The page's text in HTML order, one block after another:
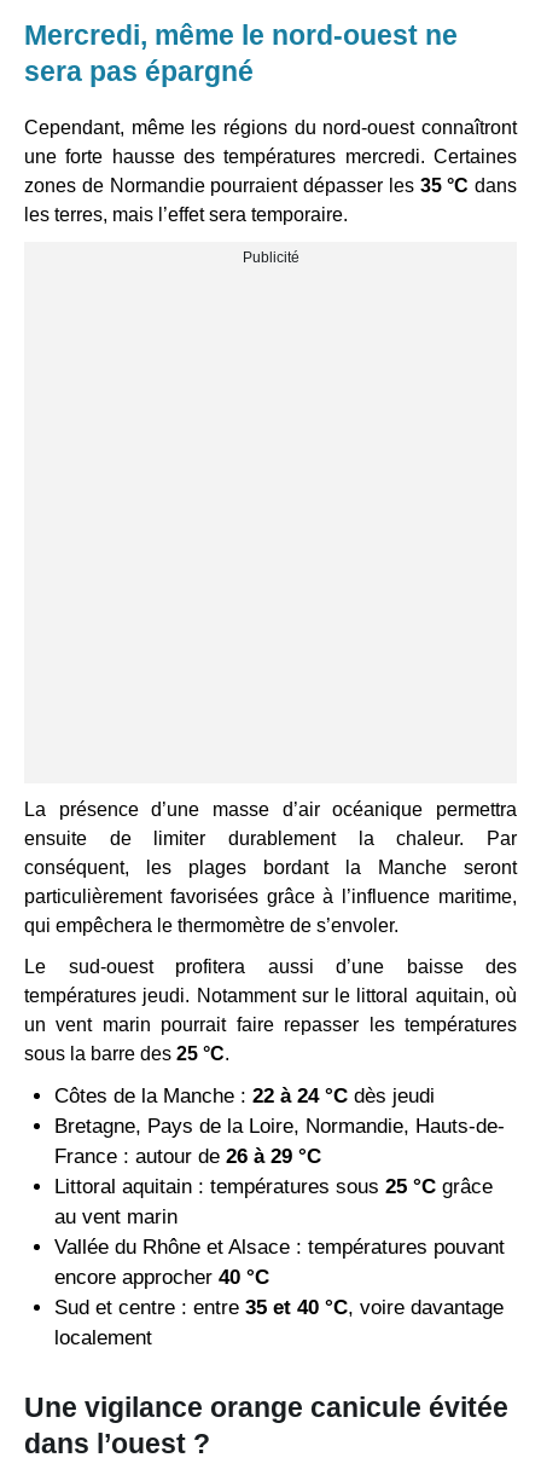
Mercredi, même le nord-ouest ne
sera pas épargné
Cependant, même les régions du nord-ouest connaîtront
une forte hausse des températures mercredi. Certaines
zones de Normandie pourraient dépasser les 35 °C dans
les terres, mais l’effet sera temporaire.
La présence d’une masse d’air océanique permettra
ensuite de limiter durablement la chaleur. Par
conséquent, les plages bordant la Manche seront
particulièrement favorisées grâce à l’influence maritime,
qui empêchera le thermomètre de s’envoler.
Le sud-ouest profitera aussi d’une baisse des
températures jeudi. Notamment sur le littoral aquitain, où
un vent marin pourrait faire repasser les températures
sous la barre des 25 °C.
Côtes de la Manche : 22 à 24 °C dès jeudi
Bretagne, Pays de la Loire, Normandie, Hauts-de-
France : autour de 26 à 29 °C
Littoral aquitain : températures sous 25 °C grâce
au vent marin
Vallée du Rhône et Alsace : températures pouvant
encore approcher 40 °C
Sud et centre : entre 35 et 40 °C, voire davantage
localement
Une vigilance orange canicule évitée
dans l’ouest ?